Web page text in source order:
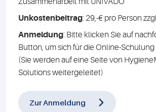
Unkostenbeitrag: 29,-€ pro Person
Anmeldung: Bitte klicken Sie auf
Button, um sich für die Online-
(Sie werden auf eine Seite von
Solutions weitergeleitet)
Zur Anmeldung